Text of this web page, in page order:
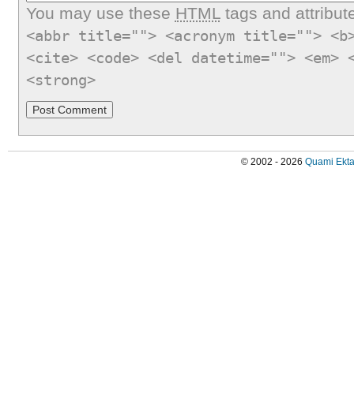
You may use these HTMLtags and
<abbr title=""> <acronym title="">
<cite> <code> <del datetime="">
<strong>
© 2002 - 2026 Quami